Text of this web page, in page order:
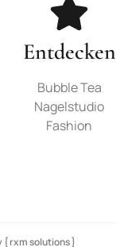
Entdecken
Bubble Tea
Nagelstudio
Fashion
{ rxm solutions }